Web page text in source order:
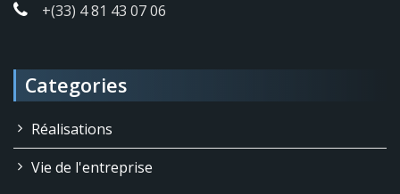
+(33) 4 81 43 07 06
Categories
Réalisations
Vie de l'entreprise